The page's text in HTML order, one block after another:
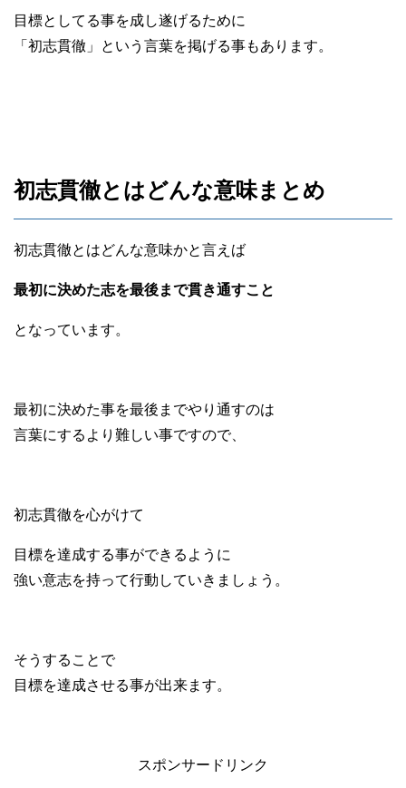
目標としてる事を成し遂げるために
「初志貫徹」という言葉を掲げる事もあります。
初志貫徹とはどんな意味まとめ
初志貫徹とはどんな意味かと言えば
最初に決めた志を最後まで貫き通すこと
となっています。
最初に決めた事を最後までやり通すのは
言葉にするより難しい事ですので、
初志貫徹を心がけて
目標を達成する事ができるように
強い意志を持って行動していきましょう。
そうすることで
目標を達成させる事が出来ます。
スポンサードリンク